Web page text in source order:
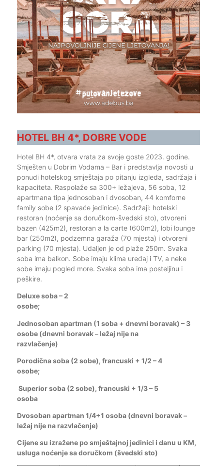
HOTEL BH 4*, DOBRE VODE
Hotel BH 4*, otvara vrata za svoje goste 2023. godine.
Smješten u Dobrim Vodama – Bar i predstavlja novosti u
ponudi hotelskog smještaja po pitanju izgleda, sadržaja i
kapaciteta. Raspolaže sa 300+ ležajeva, 56 soba, 12
apartmana tipa jednosoban i dvosoban, 44 komforne
family sobe (2 spavaće jedinice). Sadržaji: hotelski
restoran (noćenje sa doručkom-švedski sto), otvoreni
bazen (425m2), restoran a la carte (600m2), lobi lounge
bar (250m2), podzemna garaža (70 mjesta) i otvoreni
parking (70 mjesta). Udaljen je od plaže 250m. Svaka
soba ima balkon. Sobe imaju klima uređaj i TV, a neke
sobe imaju pogled more. Svaka soba ima posteljinu i
peškire.
Deluxe soba – 2
Jednosoban apartman (1 soba + dnevni boravak) – 3
osobe (dnevni boravak – ležaj nije na
Porodična soba (2 sobe), francuski + 1/2 – 4
osobe;
Superior soba (2 sobe), francuski + 1/3 – 5
osoba
Dvosoban apartman 1/4+1 osoba (dnevni boravak –
ležaj nije na razvlačenje)
Cijene su izražene po smještajnoj jedinici i danu u KM,
usluga noćenje sa doručkom (švedski sto)